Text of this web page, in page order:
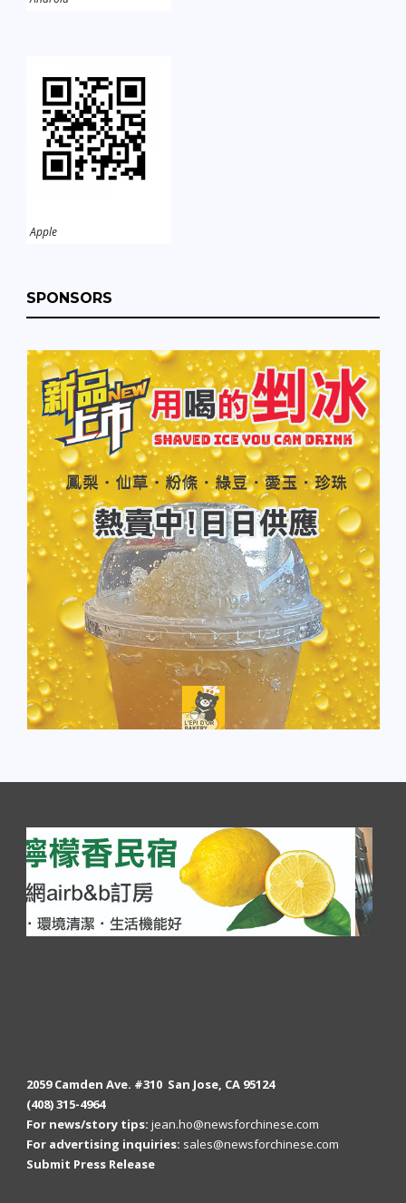
Apple
SPONSORS
2059 Camden Ave. #310 San Jose, CA 95124
(408) 315-4964
For news/story tips: jean.ho@newsforchinese.com
For advertising inquiries: sales@newsforchinese.com
Submit Press Release